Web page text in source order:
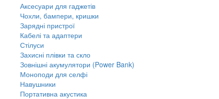
Аксесуари для гаджетів
Чохли, бампери, кришки
Зарядні пристрої
Кабелі та адаптери
Стілуси
Захисні плівки та скло
Зовнішні акумулятори (Power Bank)
Моноподи для селфі
Навушники
Портативна акустика